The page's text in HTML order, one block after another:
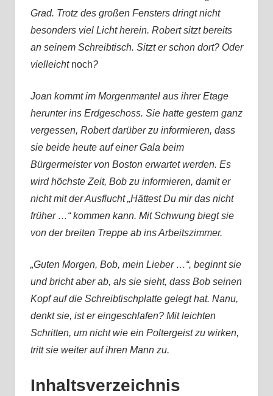
Grad. Trotz des großen Fensters dringt nicht
besonders viel Licht herein. Robert sitzt bereits
an seinem Schreibtisch. Sitzt er schon dort? Oder
vielleicht noch?
Joan kommt im Morgenmantel aus ihrer Etage
herunter ins Erdgeschoss. Sie hatte gestern ganz
vergessen, Robert darüber zu informieren, dass
sie beide heute auf einer Gala beim
Bürgermeister von Boston erwartet werden. Es
wird höchste Zeit, Bob zu informieren, damit er
nicht mit der Ausflucht „Hättest Du mir das nicht
früher …“ kommen kann. Mit Schwung biegt sie
von der breiten Treppe ab ins Arbeitszimmer.
„Guten Morgen, Bob, mein Lieber …“, beginnt sie
und bricht aber ab, als sie sieht, dass Bob seinen
Kopf auf die Schreibtischplatte gelegt hat. Nanu,
denkt sie, ist er eingeschlafen? Mit leichten
Schritten, um nicht wie ein Poltergeist zu wirken,
tritt sie weiter auf ihren Mann zu.
Inhaltsverzeichnis